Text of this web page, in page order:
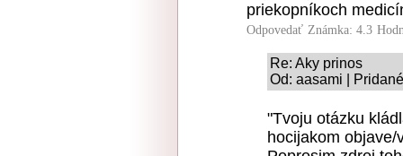
priekopníkoch
Odpovedať Známka: 4.3
Re: Aky prinos
Od: aasami |
"Tvoju otázku
hocijakom